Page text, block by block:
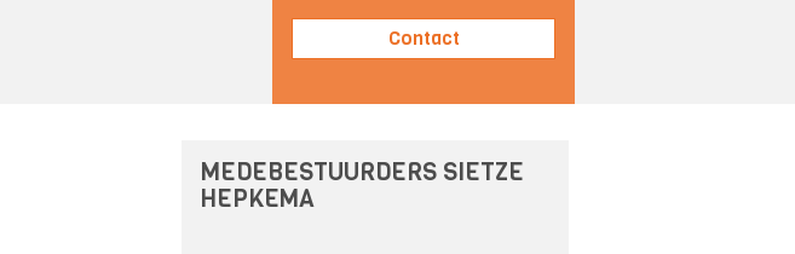
Contact
MEDEBESTUURDERS SIETZE
HEPKEMA